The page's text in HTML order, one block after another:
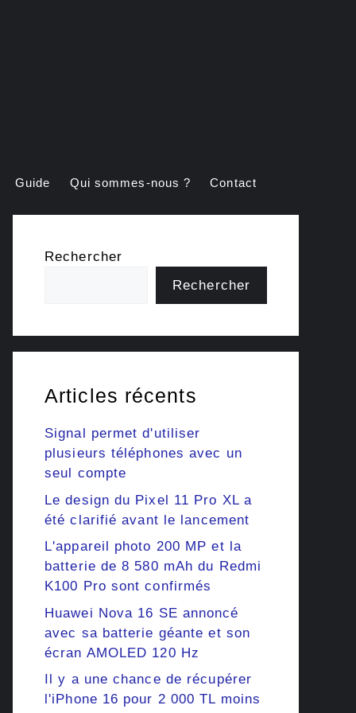
Guide Qui sommes-nous ? Contact
Rechercher
Rechercher
Articles récents
Signal permet d'utiliser
plusieurs téléphones avec un
seul compte
Le design du Pixel 11 Pro XL a
été clarifié avant le lancement
L'appareil photo 200 MP et la
batterie de 8 580 mAh du Redmi
K100 Pro sont confirmés
Huawei Nova 16 SE annoncé
avec sa batterie géante et son
écran AMOLED 120 Hz
Il y a une chance de récupérer
l'iPhone 16 pour 2 000 TL moins